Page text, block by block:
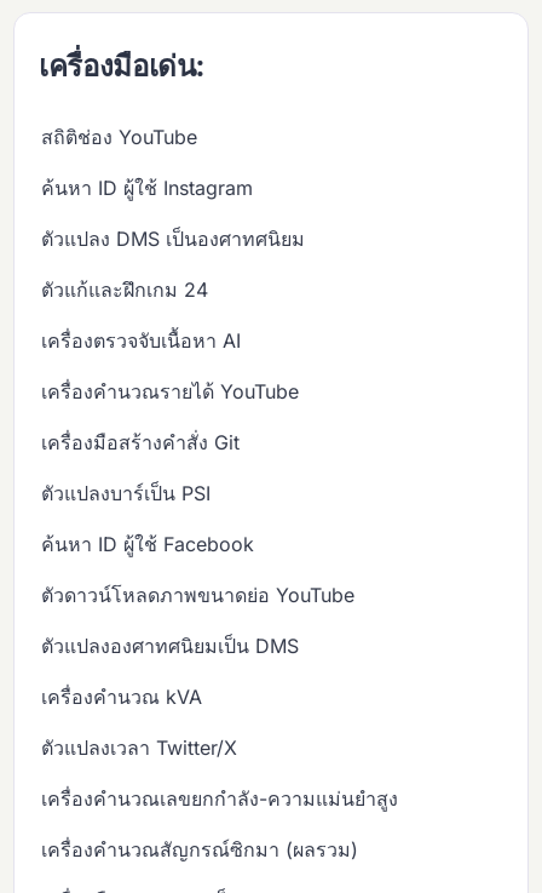
เครื่องมือเด่น:
สถิติช่อง YouTube
ค้นหา ID ผู้ใช้ Instagram
ตัวแปลง DMS เป็นองศาทศนิยม
ตัวแก้และฝึกเกม 24
เครื่องตรวจจับเนื้อหา AI
เครื่องคำนวณรายได้ YouTube
เครื่องมือสร้างคำสั่ง Git
ตัวแปลงบาร์เป็น PSI
ค้นหา ID ผู้ใช้ Facebook
ตัวดาวน์โหลดภาพขนาดย่อ YouTube
ตัวแปลงองศาทศนิยมเป็น DMS
เครื่องคำนวณ kVA
ตัวแปลงเวลา Twitter/X
เครื่องคำนวณเลขยกกำลัง-ความแม่นยำสูง
เครื่องคำนวณสัญกรณ์ซิกมา (ผลรวม)